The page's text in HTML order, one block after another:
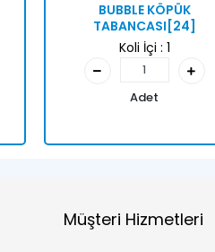
BUBBLE KÖPÜK
TABANCASI[24]
Koli İçi : 1
Adet
Müşteri Hizmetleri